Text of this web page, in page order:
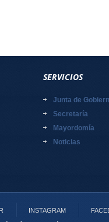
SERVICIOS
Junta de
Secretaría
Mayordomía
Noticias
INSTAGRAM